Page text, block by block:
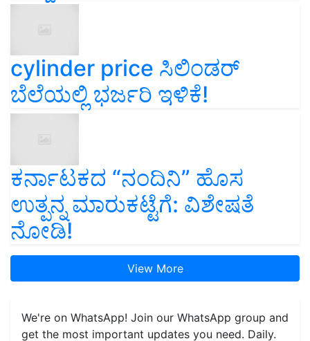
cylinder price ಸಿಲಿಂಡರ್‌
ಬೆಲೆಯಲ್ಲಿ ಭರ್ಜರಿ ಇಳಿಕೆ!
ಕರ್ನಾಟಕದ “ನಂದಿನಿ” ಹೊಸ
ಉತ್ಪನ್ನ ಮಾರುಕಟ್ಟೆಗೆ: ವಿಶೇಷತೆ
ನೋಡಿ!
View More
We're on WhatsApp! Join our WhatsApp group and
get the most important updates you need. Daily.